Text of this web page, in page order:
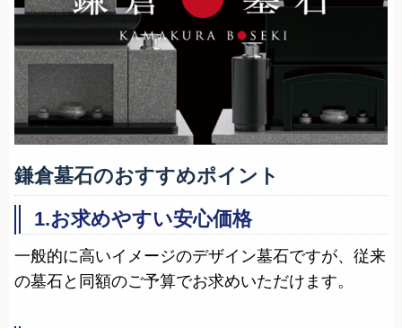
鎌倉墓石のおすすめポイント
1.お求めやすい安心価格
一般的に高いイメージのデザイン墓石ですが、従来
の墓石と同額のご予算でお求めいただけます。